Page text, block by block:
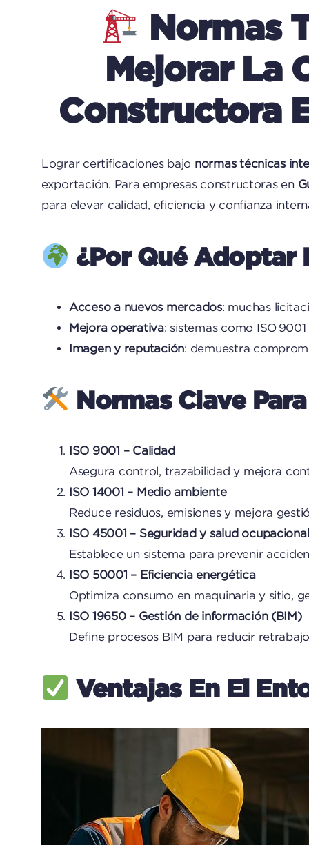
Normas
Mejorar La
Constructora
Lograr certificaciones bajo normas técnicas
exportación. Para empresas constructoras en
para elevar calidad, eficiencia y confianza
¿Por Qué Adoptar
Acceso a nuevos mercados: muchas
Mejora operativa: sistemas como ISO
Imagen y reputación: demuestra
Normas Clave
ISO 9001 – Calidad
Asegura control, trazabilidad y mejora
ISO 14001 – Medio ambiente
Reduce residuos, emisiones y mejora
ISO 45001 – Seguridad y salud ocupacional
Establece un sistema para prevenir
ISO 50001 – Eficiencia energética
Optimiza consumo en maquinaria y sitio,
ISO 19650 – Gestión de información (BIM)
Define procesos BIM para reducir
Ventajas En El